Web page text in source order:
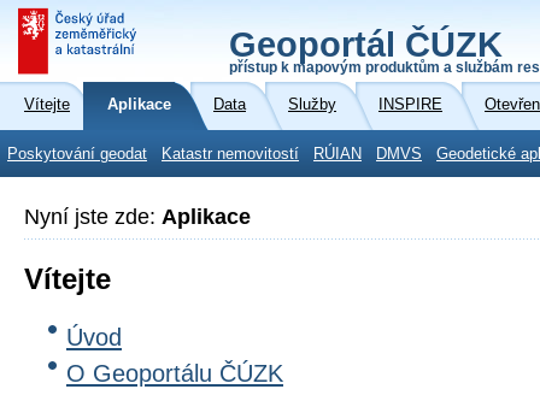
Geoportál ČÚZK
přístup k mapovým produktům a službám
Vítejte Aplikace Data Služby INSPIRE
Poskytování geodat Katastr nemovitostí RÚIAN DMVS Geodetické
Nyní jste zde: Aplikace
Vítejte
Úvod
O Geoportálu ČÚZK